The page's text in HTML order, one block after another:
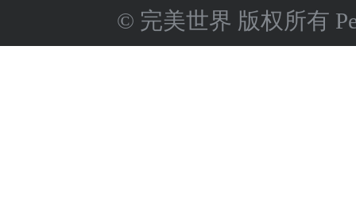
© 完美世界 版权所有